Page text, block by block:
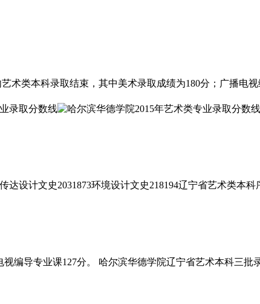
术类本科录取结束，其中美术录取成绩为180分；广播电
设计文史2031873环境设计文史218194辽宁省艺术类本科
编导专业课127分。 哈尔滨华德学院辽宁省艺术本科三